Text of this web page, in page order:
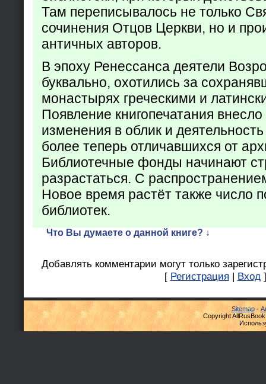
Там переписывалось не только
сочинения Отцов Церкви, но и
античных авторов.
В эпоху Ренессанса деятели
буквально, охотились за
монастырях греческими и
Появление книгопечатания
изменения в облик и
более теперь отличавшихся от
Библиотечные фонды начинают
разрастаться. С
Новое время растёт также число
библиотек.
Что Вы думаете о данной книге? ↓
Добавлять комментарии могут только
[ Регистрация | Вход ]
Sitemap-
Copyright